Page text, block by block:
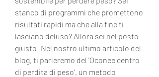
stanco di programmi che promettono
risultati rapidi ma che alla fine ti
lasciano deluso? Allora sei nel posto
giusto! Nel nostro ultimo articolo del
blog, ti parleremo del 'Oconee centro
di perdita di peso', un metodo